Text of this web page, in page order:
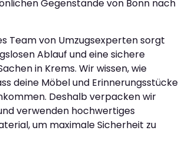
Gegenstände von Bonn nach
Team von Umzugsexperten sorgt
Ablauf und eine sichere
in Krems. Wir wissen, wie
deine Möbel und Erinnerungsstücke
Deshalb verpacken wir
verwenden hochwertiges
um maximale Sicherheit zu